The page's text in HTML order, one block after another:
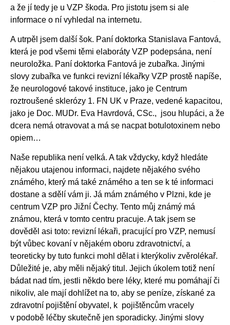
a že jí tedy je u VZP škoda. Pro jistotu jsem si ale
informace o ní vyhledal na internetu.
A utrpěl jsem další šok. Paní doktorka Stanislava Fantová,
která je pod všemi těmi elaboráty VZP podepsána, není
neuroložka. Paní doktorka Fantová je zubařka. Jinými
slovy zubařka ve funkci revizní lékařky VZP prostě napíše,
že neurologové takové instituce, jako je Centrum
roztroušené sklerózy 1. FN UK v Praze, vedené kapacitou,
jako je Doc. MUDr. Eva Havrdová, CSc., jsou hlupáci, a že
dcera nemá otravovat a má se nacpat botulotoxinem nebo
opiem…
Naše republika není velká. A tak vždycky, když hledáte
nějakou utajenou informaci, najdete nějakého svého
známého, který má také známého a ten se k té informaci
dostane a sdělí vám ji. Já mám známého v Plzni, kde je
centrum VZP pro Jižní Čechy. Tento můj známý má
známou, která v tomto centru pracuje. A tak jsem se
dověděl asi toto: revizní lékaři, pracující pro VZP, nemusí
být vůbec kovaní v nějakém oboru zdravotnictví, a
teoreticky by tuto funkci mohl dělat i kterýkoliv zvěrolékař.
Důležité je, aby měli nějaký titul. Jejich úkolem totiž není
bádat nad tím, jestli někdo bere léky, které mu pomáhají či
nikoliv, ale mají dohlížet na to, aby se peníze, získané za
zdravotní pojištění obyvatel, k pojištěncům vracely
v podobě léčby skutečně jen sporadicky. Jinými slovy